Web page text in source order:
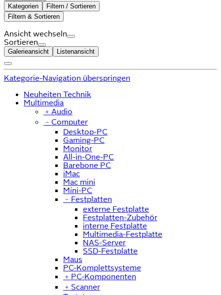
Kategorien
Filtern / Sortieren
Filtern & Sortieren
Ansicht wechseln
Sortieren
Galerieansicht Listenansicht
Kategorie-Navigation überspringen
Neuheiten Technik
Multimedia
﹢ Audio
﹣ Computer
Desktop-PC
Gaming-PC
Monitor
All-in-One-PC
Barebone PC
iMac
Mac mini
Mini-PC
﹣ Festplatten
externe Festplatte
Festplatten-Zubehör
interne Festplatte
Multimedia-Festplatte
NAS-Server
SSD-Festplatte
Maus
PC-Komplettsysteme
﹢ PC-Komponenten
﹢ Scanner